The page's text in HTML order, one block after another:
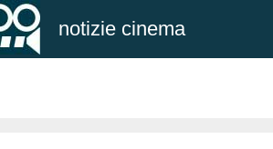
notizie cinema